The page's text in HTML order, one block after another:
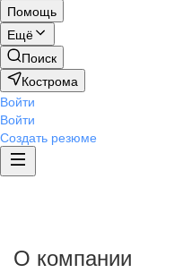
Помощь
Ещё
Поиск
Кострома
Войти
Войти
Создать резюме
О компании